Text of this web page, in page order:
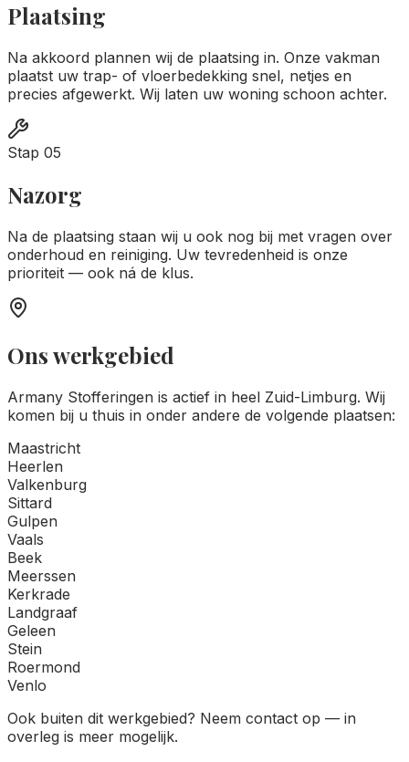
Plaatsing
Na akkoord plannen wij de plaatsing in. Onze vakman
plaatst uw trap- of vloerbedekking snel, netjes en
precies afgewerkt. Wij laten uw woning schoon achter.
Stap 05
Nazorg
Na de plaatsing staan wij u ook nog bij met vragen over
onderhoud en reiniging. Uw tevredenheid is onze
prioriteit — ook ná de klus.
Ons werkgebied
Armany Stofferingen is actief in heel Zuid-Limburg. Wij
komen bij u thuis in onder andere de volgende plaatsen:
Maastricht
Heerlen
Valkenburg
Sittard
Gulpen
Vaals
Beek
Meerssen
Kerkrade
Landgraaf
Geleen
Stein
Roermond
Venlo
Ook buiten dit werkgebied? Neem contact op — in
overleg is meer mogelijk.